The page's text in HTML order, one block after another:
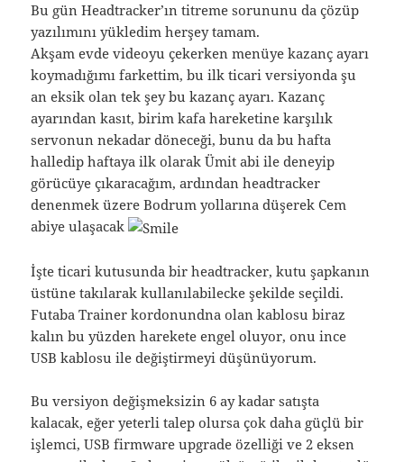
Bu gün Headtracker’ın titreme sorununu da çözüp
yazılımını yükledim herşey tamam.
Akşam evde videoyu çekerken menüye kazanç ayarı
koymadığımı farkettim, bu ilk ticari versiyonda şu
an eksik olan tek şey bu kazanç ayarı. Kazanç
ayarından kasıt, birim kafa hareketine karşılık
servonun nekadar döneceği, bunu da bu hafta
halledip haftaya ilk olarak Ümit abi ile deneyip
görücüye çıkaracağım, ardından headtracker
denenmek üzere Bodrum yollarına düşerek Cem
abiye ulaşacak
İşte ticari kutusunda bir headtracker, kutu şapkanın
üstüne takılarak kullanılabilecke şekilde seçildi.
Futaba Trainer kordonundna olan kablosu biraz
kalın bu yüzden harekete engel oluyor, onu ince
USB kablosu ile değiştirmeyi düşünüyorum.
Bu versiyon değişmeksizin 6 ay kadar satışta
kalacak, eğer yeterli talep olursa çok daha güçlü bir
işlemci, USB firmware upgrade özelliği ve 2 eksen